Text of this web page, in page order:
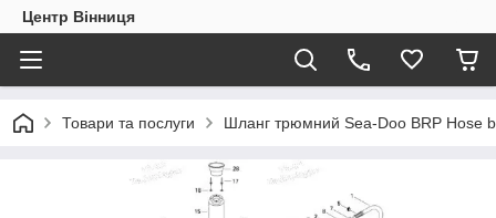
Центр Вінниця
Товари та послуги Шланг трюмний Sea-Doo BRP Hose